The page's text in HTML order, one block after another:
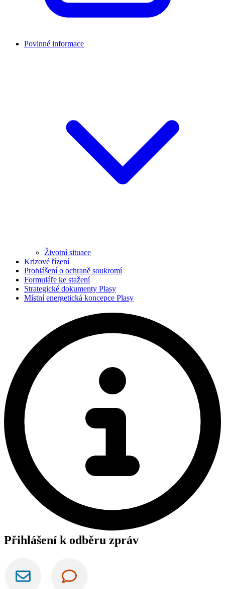
Povinné informace
Životní situace
Krizové řízení
Prohlášení o ochraně soukromí
Formuláře ke stažení
Strategické dokumenty Plasy
Místní energetická koncepce Plasy
Přihlášení k odběru zpráv